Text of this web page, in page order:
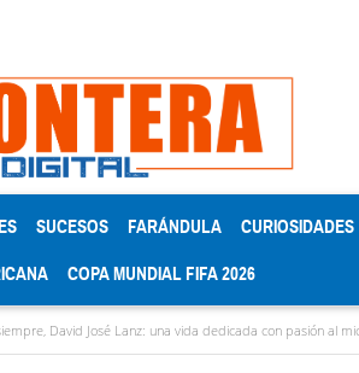
SUCESOS FARÁNDULA CURIOSIDADES
COPA MUNDIAL FIFA 2026
José Lanz: una vida dedicada con pasión al micrófono y